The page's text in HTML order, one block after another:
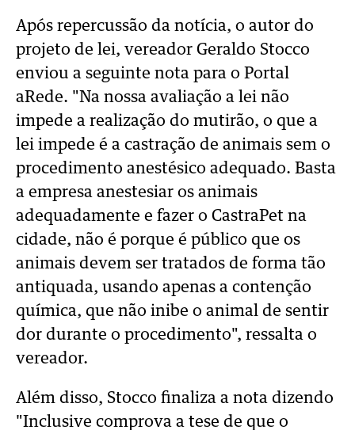
Após repercussão da notícia, o autor do
projeto de lei, vereador Geraldo Stocco
enviou a seguinte nota para o Portal
aRede. "Na nossa avaliação a lei não
impede a realização do mutirão, o que a
lei impede é a castração de animais sem o
procedimento anestésico adequado. Basta
a empresa anestesiar os animais
adequadamente e fazer o CastraPet na
cidade, não é porque é público que os
animais devem ser tratados de forma tão
antiquada, usando apenas a contenção
química, que não inibe o animal de sentir
dor durante o procedimento", ressalta o
vereador.
Além disso, Stocco finaliza a nota dizendo
"Inclusive comprova a tese de que o